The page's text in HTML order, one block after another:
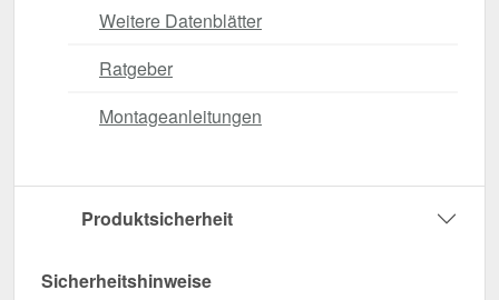
Weitere Datenblätter
Ratgeber
Montageanleitungen
Produktsicherheit
Sicherheitshinweise